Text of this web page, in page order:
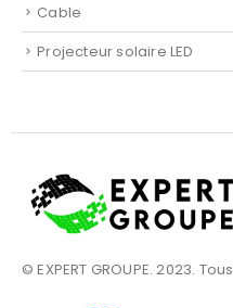
Cable
Projecteur solaire LED
© EXPERT GROUPE. 2023.